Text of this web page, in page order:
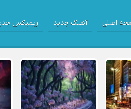
اصلی آهنگ جدید ریمیکس